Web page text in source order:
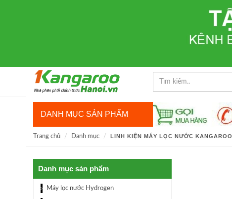
DANH MỤC SẢN PHẨM
Trang chủ Danh mục LINH KIỆN MÁY LỌC NƯỚC KANGAROO
Danh mục sản phẩm
Máy lọc nước Hydrogen